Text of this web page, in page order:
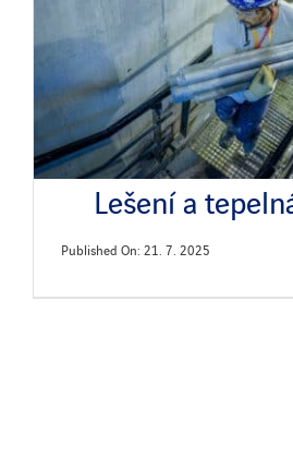
Lešení a
Published On: 21. 7. 2025